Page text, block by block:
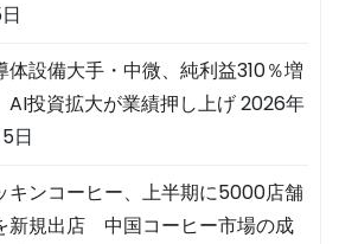
体設備大手・中微、純利益310％増
投資拡大が業績押し上げ2026年
日
キンコーヒー、上半期に5000店舗
新規出店 中国コーヒー市場の成